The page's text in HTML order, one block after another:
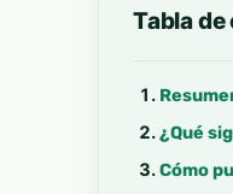
Tabla
¿Qué
Cómo